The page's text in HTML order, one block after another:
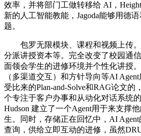
效率，并将部门工做转移给 AI，
新的人工智能教能，Jagoda能够用德
题。
包罗无限模块、课程和视频上传。
分派讲授资本等。完全改变了校园通
面领会学生的进修环境并个性化讲授
（多渠道交互）和方针导向等AI
受比来的Plan-and-Solve和RAG论文的
个专注于客户办事和从动化对话系统
Hudson 建立了一个Agent用于来支撑
生。同时，存储正在回忆中，AI
查询，供给立即互动的进修，虽然